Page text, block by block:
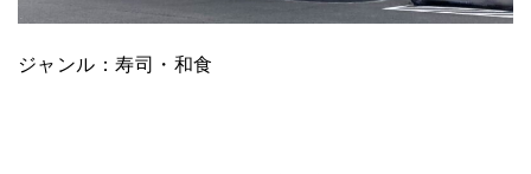
ジャンル：寿司・和食